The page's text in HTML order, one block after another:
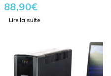
88,90€
Lire la suite